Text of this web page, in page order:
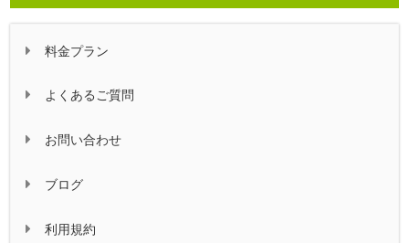
料金プラン
よくあるご質問
お問い合わせ
ブログ
利用規約